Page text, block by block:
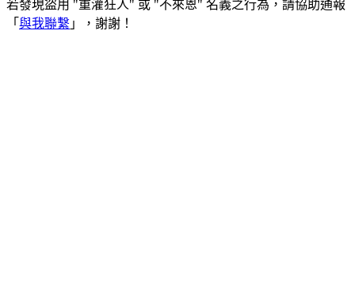
若發現盜用 "重灌狂人" 或 "不來恩" 名義之行為，請協助通報
「 與我聯繫 」，謝謝！